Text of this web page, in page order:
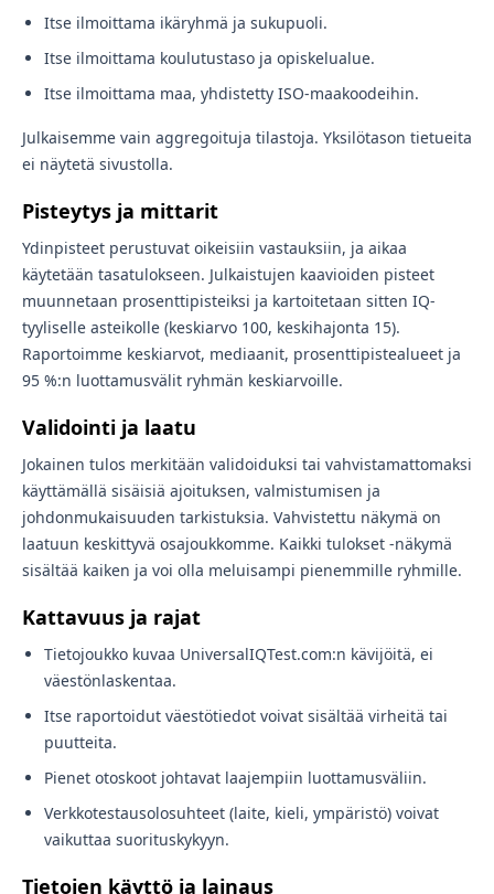
Itse ilmoittama ikäryhmä ja sukupuoli.
Itse ilmoittama koulutustaso ja opiskelualue.
Itse ilmoittama maa, yhdistetty ISO-maakoodeihin.
Julkaisemme vain aggregoituja tilastoja. Yksilötason tietueita
ei näytetä sivustolla.
Pisteytys ja mittarit
Ydinpisteet perustuvat oikeisiin vastauksiin, ja aikaa
käytetään tasatulokseen. Julkaistujen kaavioiden pisteet
muunnetaan prosenttipisteiksi ja kartoitetaan sitten IQ-
tyyliselle asteikolle (keskiarvo 100, keskihajonta 15).
Raportoimme keskiarvot, mediaanit, prosenttipistealueet ja
95 %:n luottamusvälit ryhmän keskiarvoille.
Validointi ja laatu
Jokainen tulos merkitään validoiduksi tai vahvistamattomaksi
käyttämällä sisäisiä ajoituksen, valmistumisen ja
johdonmukaisuuden tarkistuksia. Vahvistettu näkymä on
laatuun keskittyvä osajoukkomme. Kaikki tulokset -näkymä
sisältää kaiken ja voi olla meluisampi pienemmille ryhmille.
Kattavuus ja rajat
Tietojoukko kuvaa UniversalIQTest.com:n kävijöitä, ei
väestönlaskentaa.
Itse raportoidut väestötiedot voivat sisältää virheitä tai
puutteita.
Pienet otoskoot johtavat laajempiin luottamusväliin.
Verkkotestausolosuhteet (laite, kieli, ympäristö) voivat
vaikuttaa suorituskykyyn.
Tietojen käyttö ja lainaus